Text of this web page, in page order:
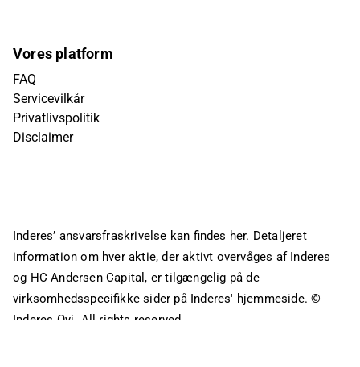
Vores platform
FAQ
Servicevilkår
Privatlivspolitik
Disclaimer
Inderes’ ansvarsfraskrivelse kan findes her. Detaljeret
information om hver aktie, der aktivt overvåges af Inderes
og HC Andersen Capital, er tilgængelig på de
virksomhedsspecifikke sider på Inderes' hjemmeside. ©
Inderes Oyj. All rights reserved.